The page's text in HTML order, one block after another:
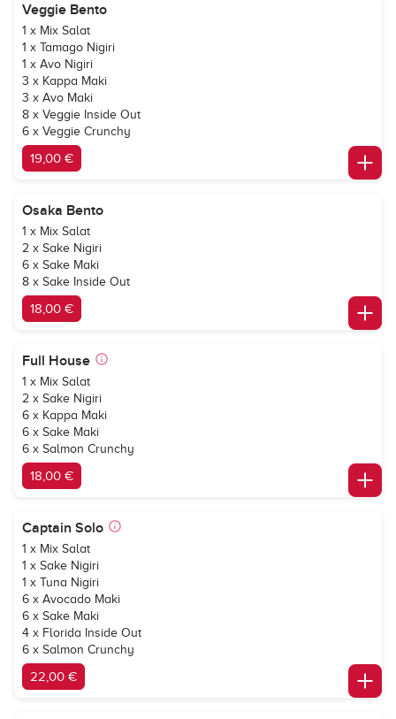
Veggie Bento
1 x Mix Salat
1 x Tamago Nigiri
1 x Avo Nigiri
3 x Kappa Maki
3 x Avo Maki
8 x Veggie Inside Out
6 x Veggie Crunchy
19,00 €
Osaka Bento
1 x Mix Salat
2 x Sake Nigiri
6 x Sake Maki
8 x Sake Inside Out
18,00 €
Full House
1 x Mix Salat
2 x Sake Nigiri
6 x Kappa Maki
6 x Sake Maki
6 x Salmon Crunchy
18,00 €
Captain Solo
1 x Mix Salat
1 x Sake Nigiri
1 x Tuna Nigiri
6 x Avocado Maki
6 x Sake Maki
4 x Florida Inside Out
6 x Salmon Crunchy
22,00 €